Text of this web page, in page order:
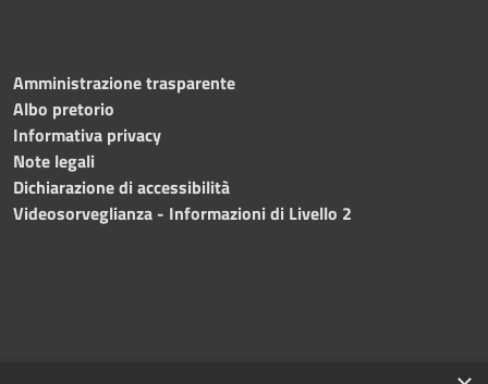
Amministrazione trasparente
Albo pretorio
Informativa privacy
Note legali
Dichiarazione di accessibilità
Videosorveglianza - Informazioni di Livello 2